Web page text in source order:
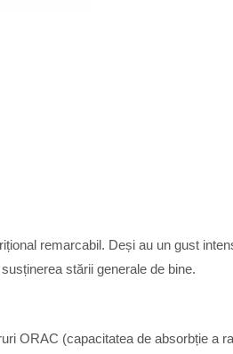
remarcabil. Deși au un gust
stării generale de bine.
ORAC (capacitatea de absorbție a